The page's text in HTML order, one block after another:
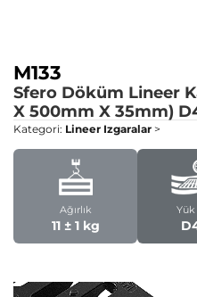
M133
Sfero Döküm Lineer
X 500mm X 35mm)
Kategori: Lineer Izgaralar >
Ağırlık
11 ± 1 kg
Yük